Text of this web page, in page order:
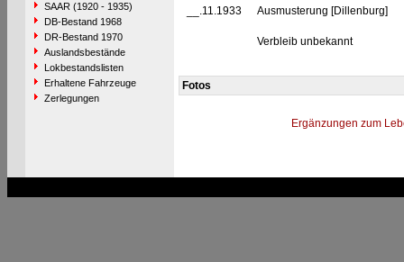
SAAR (1920 - 1935)
DB-Bestand 1968
DR-Bestand 1970
Auslandsbestände
Lokbestandslisten
Erhaltene Fahrzeuge
Zerlegungen
__.11.1933
Ausmusterung [Dillenburg]
Verbleib unbekannt
Fotos
Ergänzungen zum